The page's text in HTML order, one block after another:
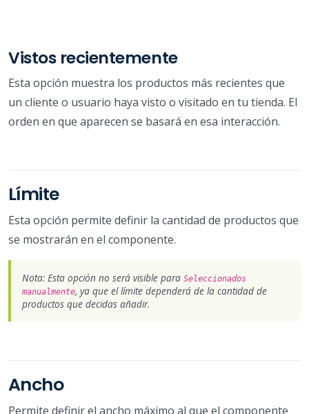
Vistos recientemente
Esta opción muestra los productos más recientes que
un cliente o usuario haya visto o visitado en tu tienda. El
orden en que aparecen se basará en esa interacción.
Límite
Esta opción permite definir la cantidad de productos que
se mostrarán en el componente.
Nota: Esta opción no será visible para Seleccionados
manualmente, ya que el límite dependerá de la cantidad de
productos que decidas añadir.
Ancho
Permite definir el ancho máximo al que el componente